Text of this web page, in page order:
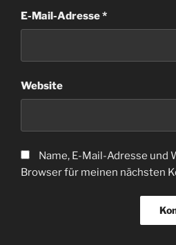
E-Mail-Adresse*
Website
Name, E-Mail-Adresse und
Browser für meinen nächsten